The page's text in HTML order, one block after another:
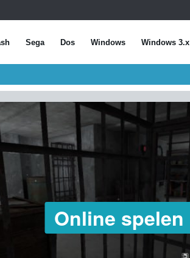
Sega Dos Windows Windows 3.x
Online spelen